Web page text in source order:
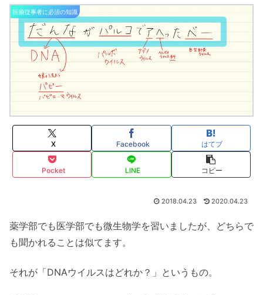
医療従事者に必須の知識
X Facebook はてブ
Pocket LINE コピー
2018.04.23 2020.04.23
薬学部でも医学部でも微生物学を習いましたが、どちらで
も聞かれることは似てます。
それが「DNAウイルスはどれか？」というもの。